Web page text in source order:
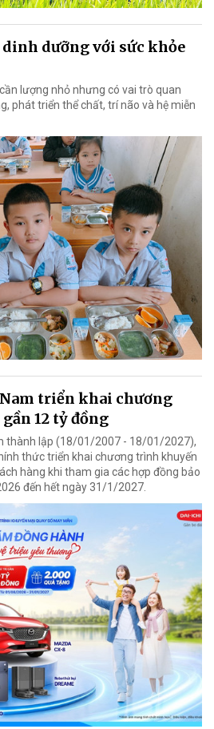
dưỡng với sức khỏe
lượng nhỏ nhưng có vai trò quan
phát triển thể chất, trí não và hệ miễn
triển khai chương
12 tỷ đồng
thành lập (18/01/2007 - 18/01/2027),
thức triển khai chương trình khuyến
hàng khi tham gia các hợp đồng bảo
đến hết ngày 31/1/2027.